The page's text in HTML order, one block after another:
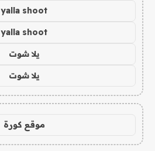
yalla shoot
yalla shoot
يلا شوت
يلا شوت
موقع كورة